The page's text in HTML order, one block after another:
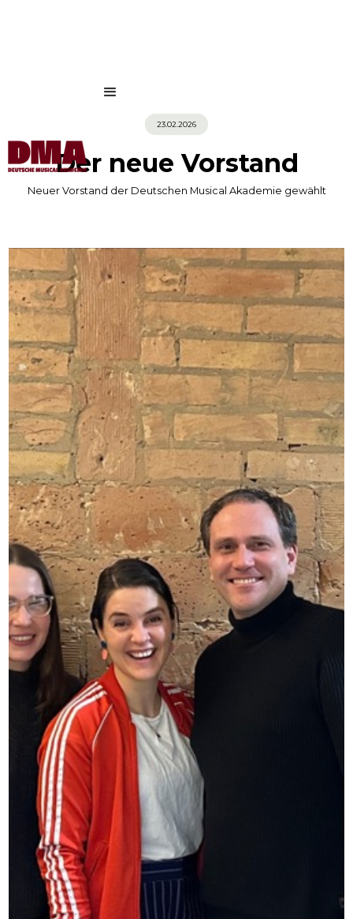
23.02.2026
Der neue Vorstand
Neuer Vorstand der Deutschen Musical Akademie gewählt